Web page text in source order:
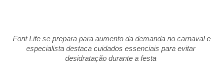
Font Life se prepara para aumento da demanda no carnaval e
especialista destaca cuidados essenciais para evitar
desidratação durante a festa